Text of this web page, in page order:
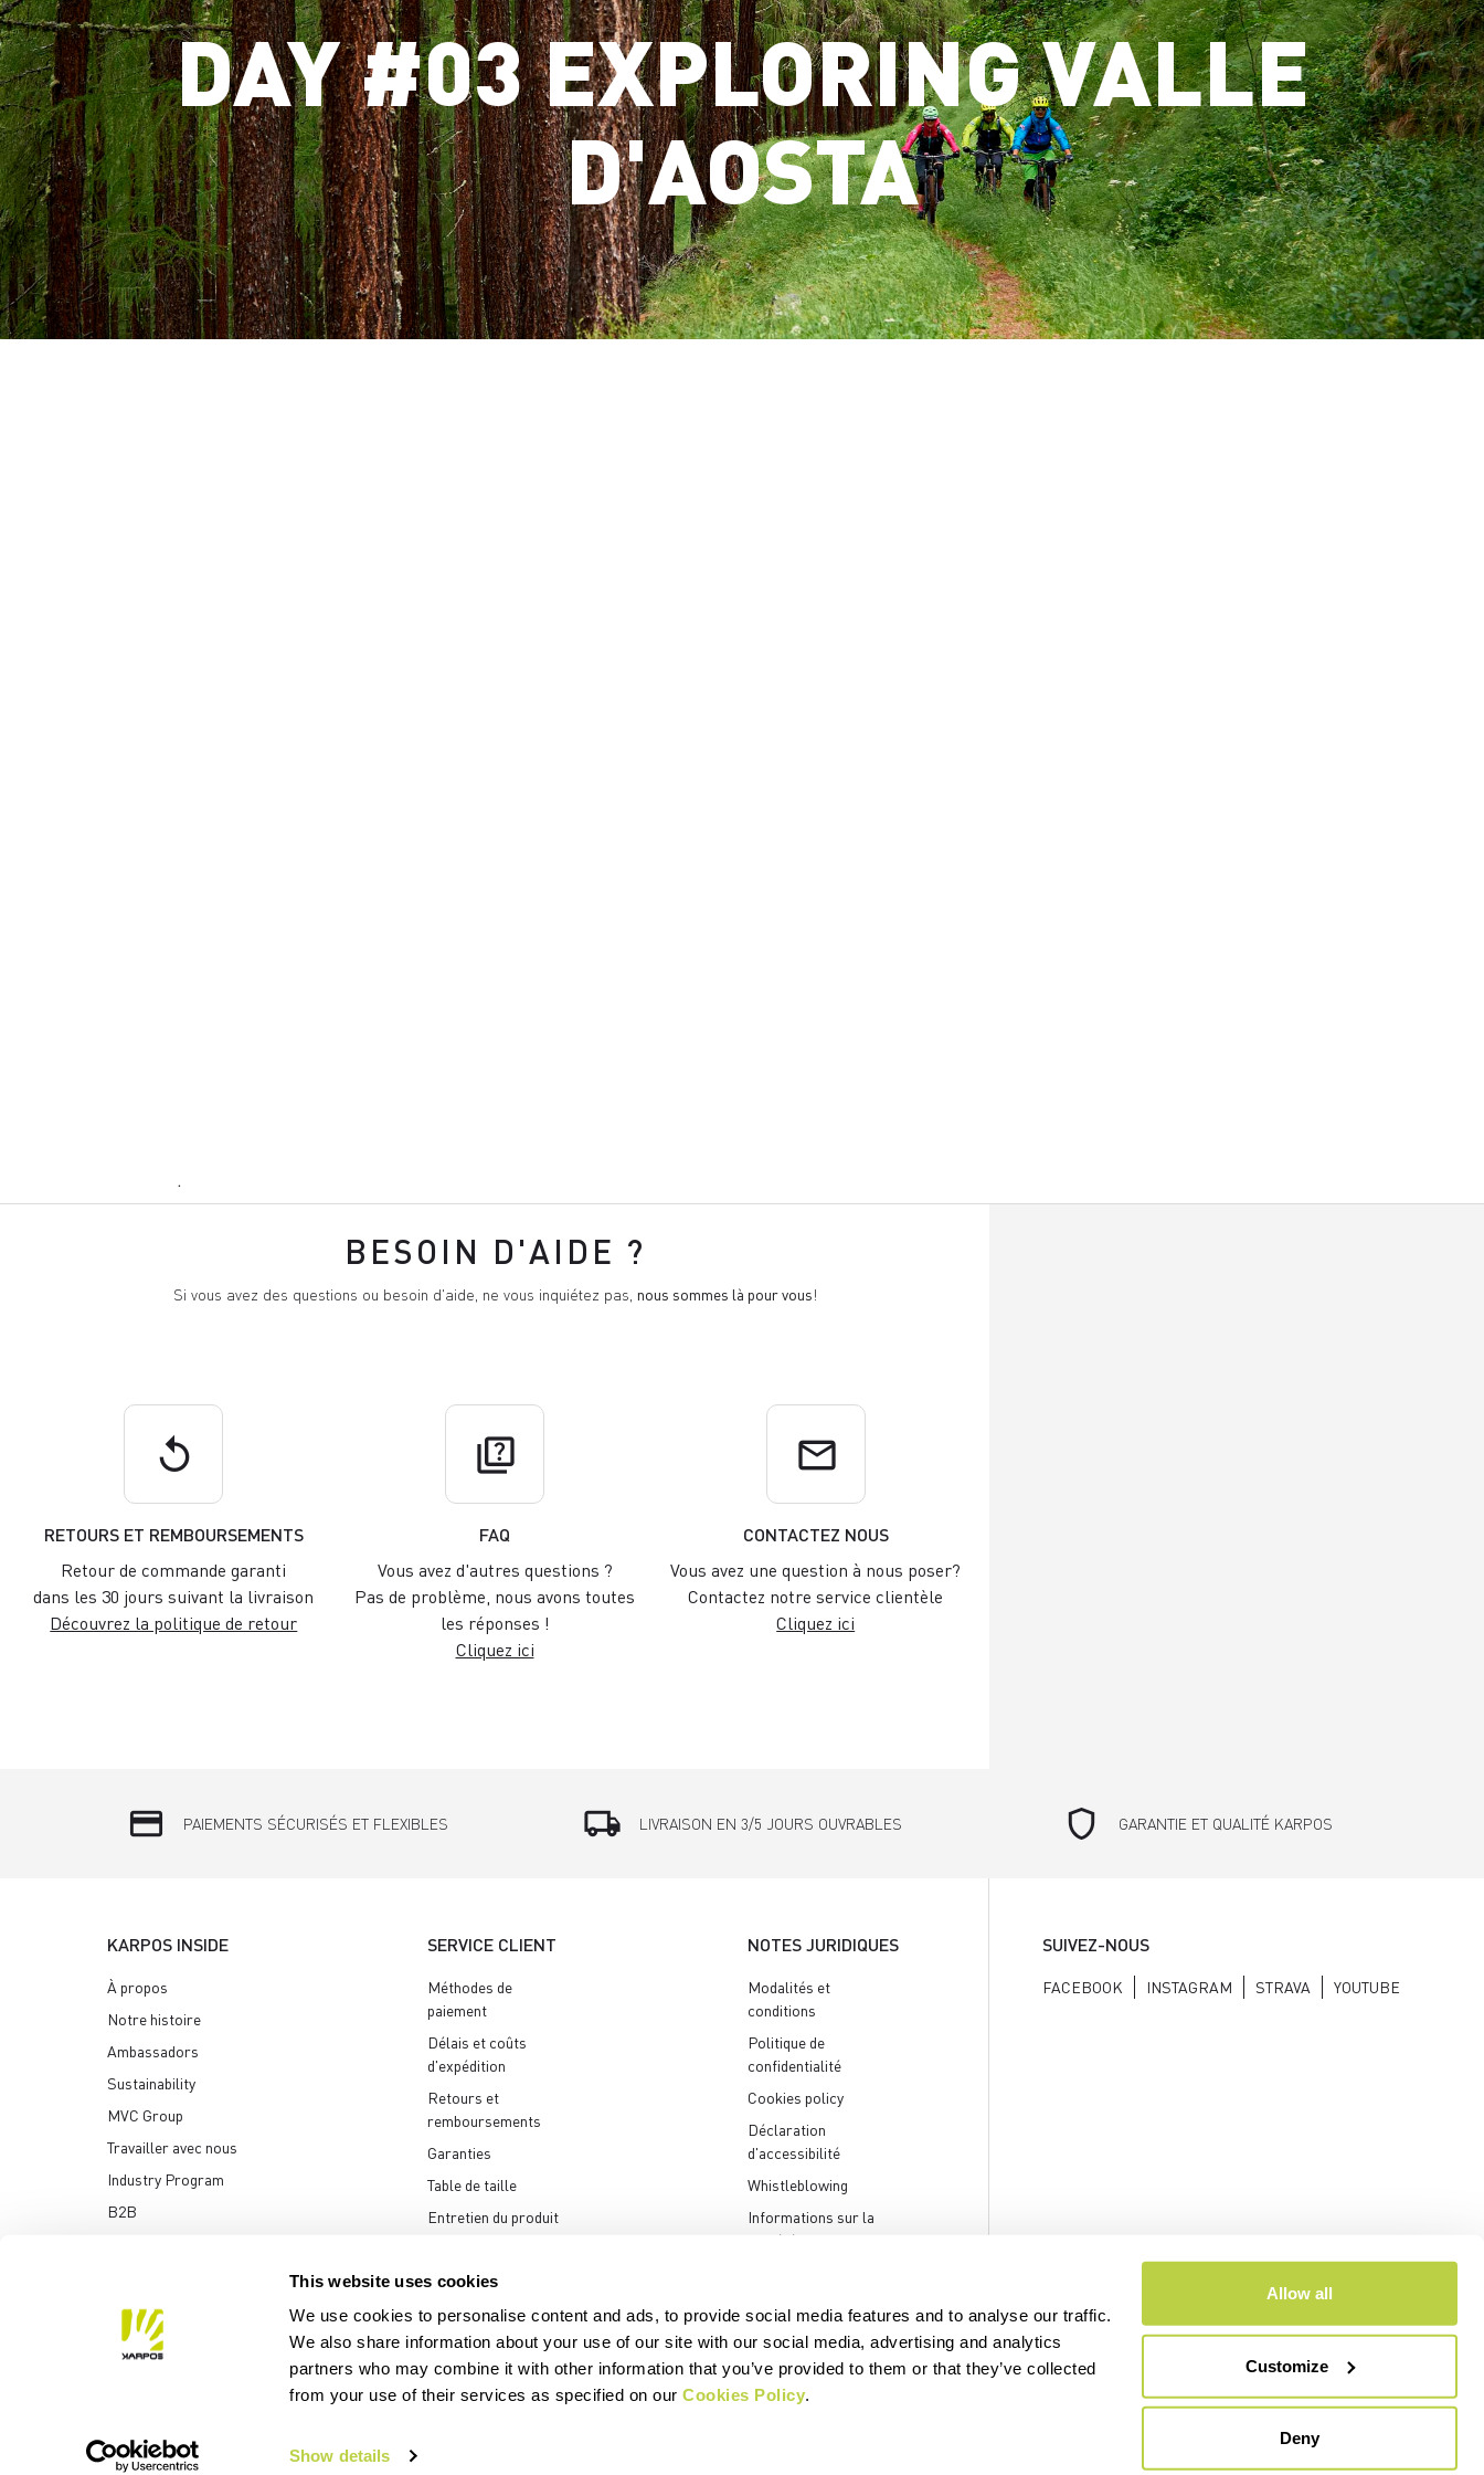
This website uses cookies
We use cookies to personalise content and ads, to provide social media features and to analyse our traffic.
We also share information about your use of our site with our social media, advertising and analytics
partners who may combine it with other information that you’ve provided to them or that they’ve collected
from your use of their services as specified on ourCookies Policy.
Show details
Allow all
Customize
Deny
DAY #03 EXPLORING VALLE
D'AOSTA
.
BESOIN D'AIDE ?
Si vous avez des questions ou besoin d'aide, ne vous inquiétez pas, nous sommes là pour vous!
replay
RETOURS ET REMBOURSEMENTS
Retour de commande garanti
dans les 30 jours suivant la livraison
Découvrez la politique de retour
quiz
FAQ
Vous avez d'autres questions ?
Pas de problème, nous avons toutes
les réponses !
Cliquez ici
email
CONTACTEZ NOUS
Vous avez une question à nous poser?
Contactez notre service clientèle
Cliquez ici
credit_card PAIEMENTS SÉCURISÉS ET FLEXIBLES local_shipping LIVRAISON EN 3/5 JOURS OUVRABLES shield GARANTIE ET QUALITÉ KARPOS
KARPOS INSIDE
À propos
Notre histoire
Ambassadors
Sustainability
MVC Group
Travailler avec nous
Industry Program
B2B
SERVICE CLIENT
Méthodes de
paiement
Délais et coûts
d'expédition
Retours et
remboursements
Garanties
Table de taille
Entretien du produit
NOTES JURIDIQUES
Modalités et
conditions
Politique de
confidentialité
Cookies policy
Déclaration
d'accessibilité
Whistleblowing
Informations sur la
société
SUIVEZ-NOUS
FACEBOOK INSTAGRAM STRAVA YOUTUBE
Manifattura Valcismon S.p.A. - Via Marconi 81/83, 32030 Fonzaso (BL), Italy - P.IVA: 00023370257 - CAP.SOC. €2.349.323,00
© 2026 Manifattura Valcismon. All Rights Reserved